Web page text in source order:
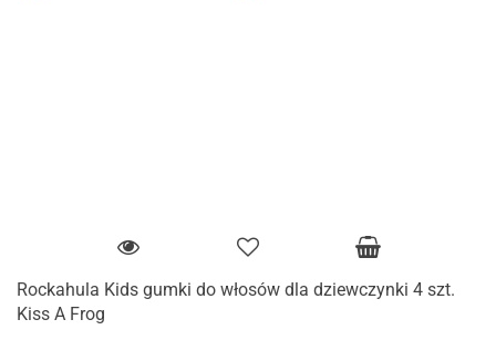
Rockahula Kids gumki do włosów dla dziewczynki 4 szt.
Kiss A Frog